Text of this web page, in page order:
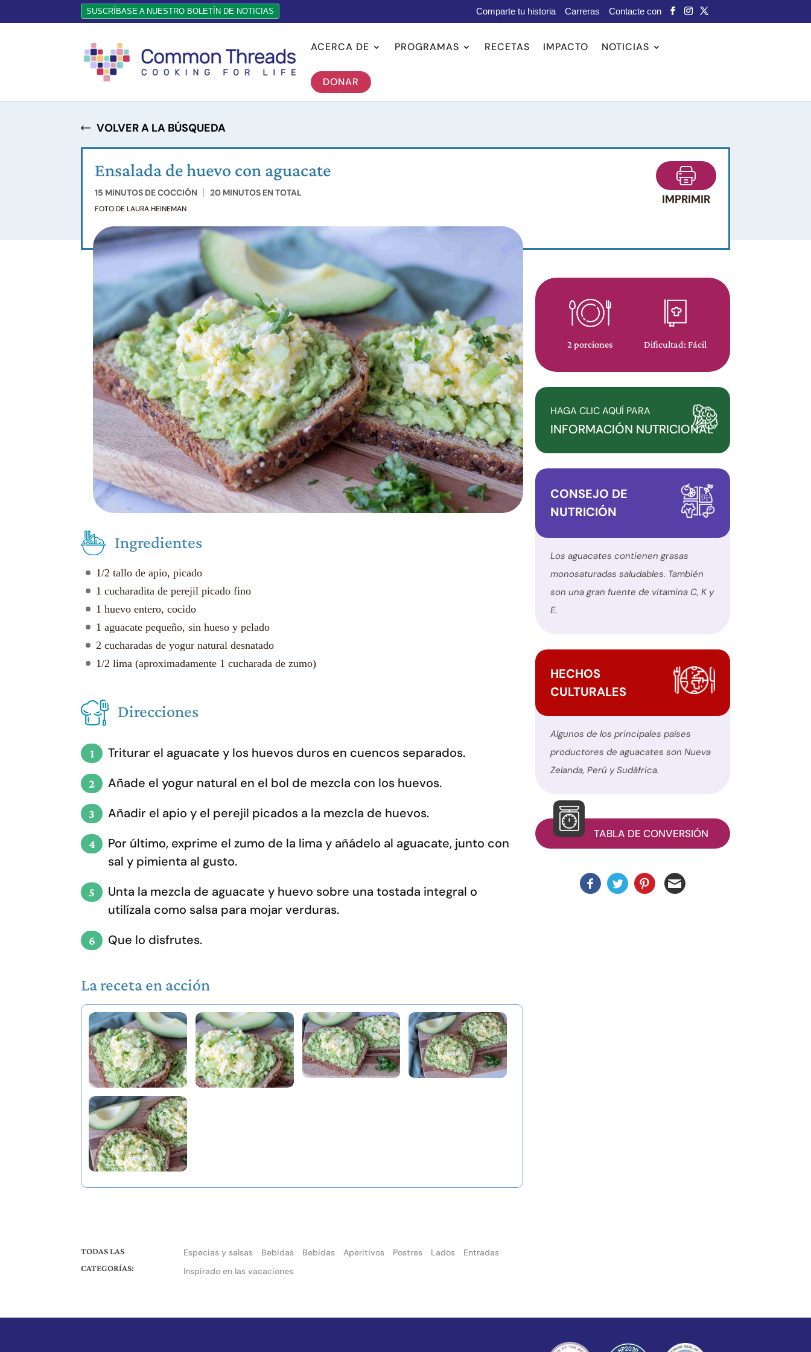
SUSCRÍBASE A NUESTRO BOLETÍN DE NOTICIAS Comparte tu historia Carreras Contacte con
ACERCA DE PROGRAMAS RECETAS IMPACTO NOTICIAS
DONAR
VOLVER A LA BÚSQUEDA
Ensalada de huevo con aguacate
15 MINUTOS DE COCCIÓN 20 MINUTOS EN TOTAL
FOTO DE LAURA HEINEMAN
IMPRIMIR
Ingredientes
1/2 tallo de apio, picado
1 cucharadita de perejil picado fino
1 huevo entero, cocido
1 aguacate pequeño, sin hueso y pelado
2 cucharadas de yogur natural desnatado
1/2 lima (aproximadamente 1 cucharada de zumo)
Direcciones
Triturar el aguacate y los huevos duros en cuencos separados.
Añade el yogur natural en el bol de mezcla con los huevos.
Añadir el apio y el perejil picados a la mezcla de huevos.
Por último, exprime el zumo de la lima y añádelo al aguacate, junto con
sal y pimienta al gusto.
Unta la mezcla de aguacate y huevo sobre una tostada integral o
utilízala como salsa para mojar verduras.
Que lo disfrutes.
La receta en acción
TODAS LAS
CATEGORÍAS:
Especias y salsas Bebidas Bebidas Aperitivos Postres Lados
Entradas
Inspirado en las vacaciones
2 porciones Dificultad: Fácil
HAGA CLIC AQUÍ PARA
INFORMACIÓN NUTRICIONAL
CONSEJO DE
NUTRICIÓN
Los aguacates contienen grasas
monosaturadas saludables. También
son una gran fuente de vitamina C, K y
E.
HECHOS
CULTURALES
Algunos de los principales países
productores de aguacates son Nueva
Zelanda, Perú y Sudáfrica.
TABLA DE CONVERSIÓN